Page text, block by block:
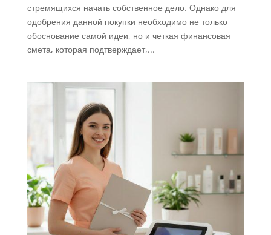
стремящихся начать собственное дело. Однако для
одобрения данной покупки необходимо не только
обоснование самой идеи, но и четкая финансовая
смета, которая подтверждает,...